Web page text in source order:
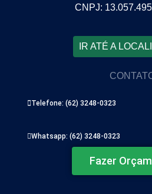
CNPJ:
IR ATÉ A
Telefone: (62) 3248-0323
Whatsapp: (62) 3248-0323
Fazer